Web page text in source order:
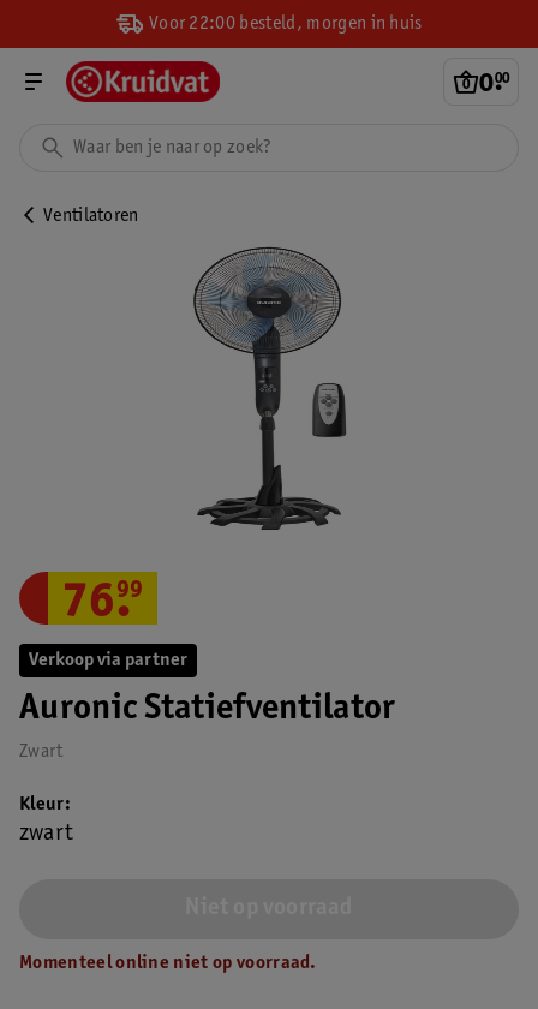
Voor 22:00 besteld, morgen in huis
0.
00
Ventilatoren
Verkoop via partner
Auronic Statiefventilator
Zwart
76.
99
Kleur
zwart
Momenteel online niet op voorraad.